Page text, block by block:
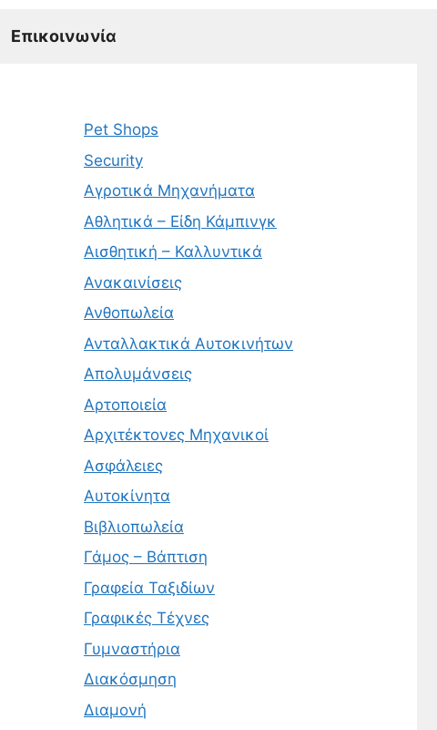
Επικοινωνία
Pet Shops
Security
Αγροτικά Μηχανήματα
Αθλητικά – Είδη Κάμπινγκ
Αισθητική – Καλλυντικά
Ανακαινίσεις
Ανθοπωλεία
Ανταλλακτικά Αυτοκινήτων
Απολυμάνσεις
Αρτοποιεία
Αρχιτέκτονες Μηχανικοί
Ασφάλειες
Αυτοκίνητα
Βιβλιοπωλεία
Γάμος – Βάπτιση
Γραφεία Ταξιδίων
Γραφικές Τέχνες
Γυμναστήρια
Διακόσμηση
Διαμονή